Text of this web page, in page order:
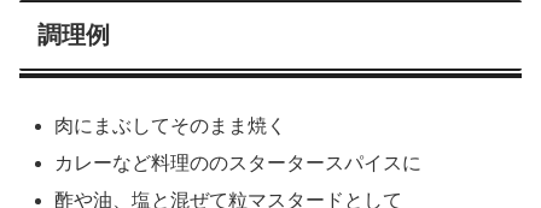
調理例
肉にまぶしてそのまま焼く
カレーなど料理ののスタータースパイスに
酢や油、塩と混ぜて粒マスタードとして